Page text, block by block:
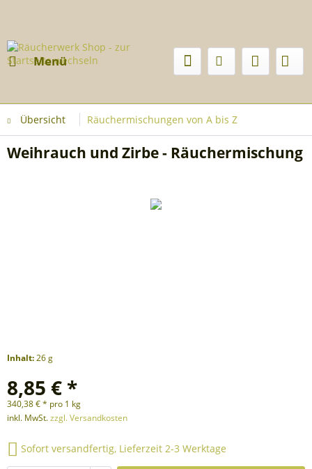
Menü
Übersicht Räuchermischungen von A bis Z
Weihrauch und Zirbe - Räuchermischung
Inhalt:26 g
8,85 € *
340,38 € * pro 1 kg
inkl. MwSt.zzgl. Versandkosten
Sofort versandfertig, Lieferzeit 2-3 Werktage